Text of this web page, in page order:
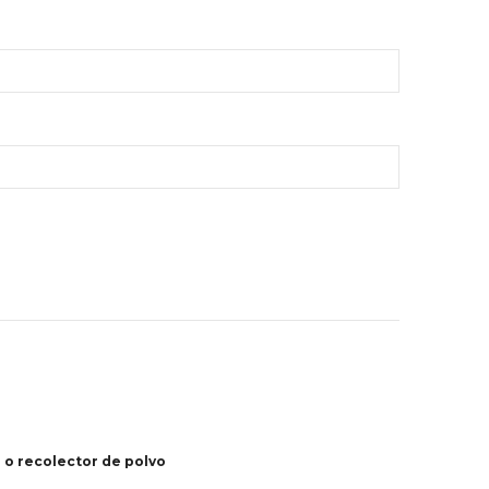
o recolector de polvo